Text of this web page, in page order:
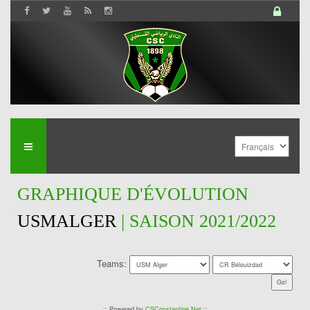
GRAPHIQUE D'ÉVOLUTION
USMALGER| SAISON 2021/2022
Teams: